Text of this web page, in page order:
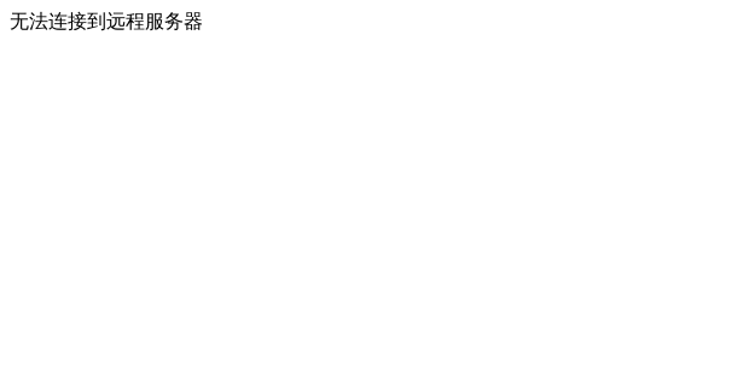
无法连接到远程服务器